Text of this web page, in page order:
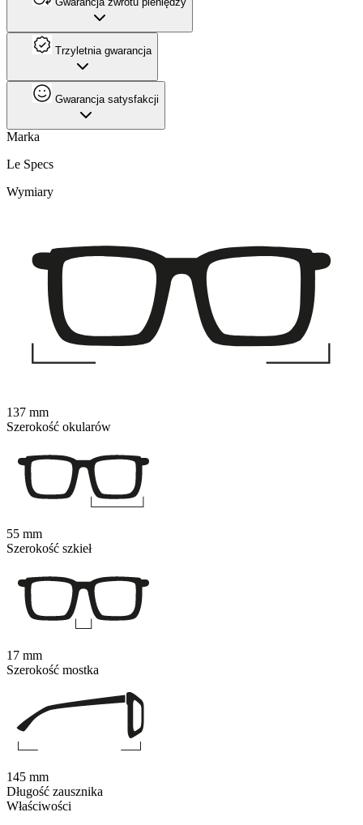
Trzyletnia gwarancja
Gwarancja satysfakcji
Marka
Le Specs
Właściwości
Wymiary
137 mm
Szerokość okularów
55 mm
Szerokość szkieł
17 mm
Szerokość mostka
145 mm
Długość zausznika